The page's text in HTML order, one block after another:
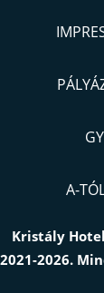
A-
Kristály
2026.